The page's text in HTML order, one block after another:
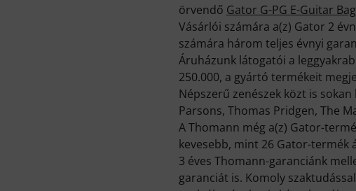
örvendő Gator G-PG E-Guitar Bag
Vásárlói számára a(z) Gator 2
számára három teljes évnyi
Áruházunk látogatói a
250.000, a gyártó termékeit
Népszerű zenészek közt is
Parsons, Thomas Pridgen, The
A Thomann még a(z) Gator-
kevesebb, mint 26 Gator-
3 éves Thomann-garanciánk
garanciát is. Komoly